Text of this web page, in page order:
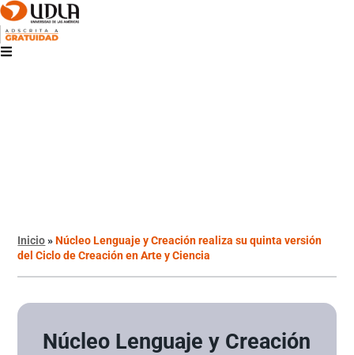
Inicio»Núcleo Lenguaje y Creación realiza su quinta versión
del Ciclo de Creación en Arte y Ciencia
Núcleo Lenguaje y Creación